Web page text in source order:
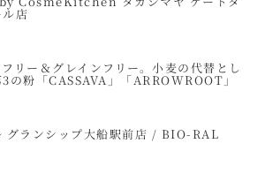
店
リー＆グレインフリー。小麦の代替とし
の粉「CASSAVA」「ARROWROOT」
グランシップ大船駅前店 / BIO-RAL